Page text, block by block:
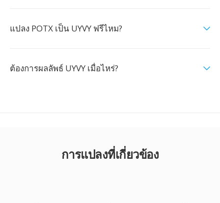
แปลง POTX เป็น UYVY ฟรีไหม?
ต้องการผลลัพธ์ UYVY เมื่อไหร่?
การแปลงที่เกี่ยวข้อง